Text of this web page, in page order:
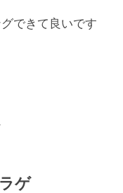
できて良いです
ゲ